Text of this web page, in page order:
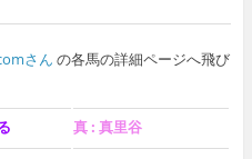
さん の各馬の詳細ページへ飛び
真 : 真里谷